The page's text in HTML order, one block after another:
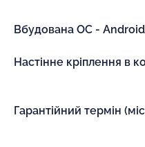
Вбудована ОС - Android
Настінне кріплення
Гарантійний термін